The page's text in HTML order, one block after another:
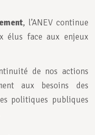
, l’ANEV continue
élus face aux enjeux
de nos actions
aux besoins des
politiques publiques